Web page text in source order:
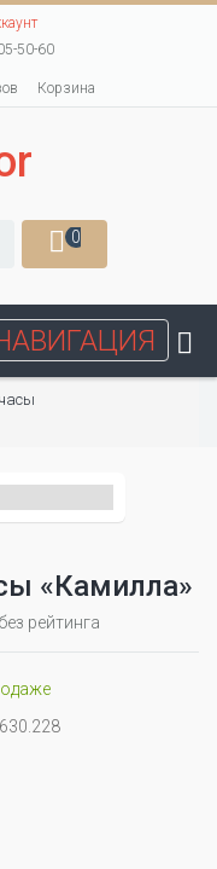
50-60
Корзина
0
«Камилла»
рейтинга